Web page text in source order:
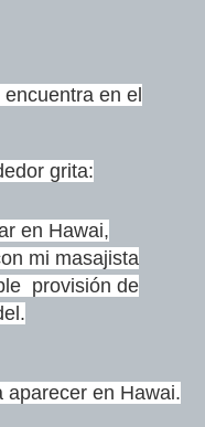
en el
grita:
en Hawai,
mi masajista
provisión de
en Hawai.